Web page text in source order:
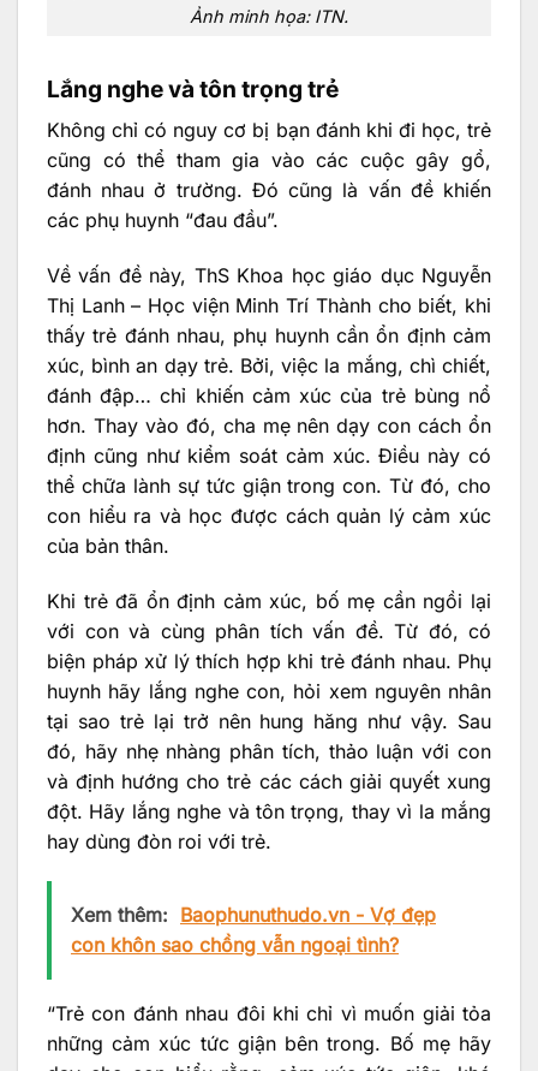
Ảnh minh họa: ITN.
Lắng nghe và tôn trọng trẻ
Không chỉ có nguy cơ bị bạn đánh khi đi học, trẻ
cũng có thể tham gia vào các cuộc gây gổ,
đánh nhau ở trường. Đó cũng là vấn đề khiến
các phụ huynh “đau đầu”.
Về vấn đề này, ThS Khoa học giáo dục Nguyễn
Thị Lanh – Học viện Minh Trí Thành cho biết, khi
thấy trẻ đánh nhau, phụ huynh cần ổn định cảm
xúc, bình an dạy trẻ. Bởi, việc la mắng, chì chiết,
đánh đập… chỉ khiến cảm xúc của trẻ bùng nổ
hơn. Thay vào đó, cha mẹ nên dạy con cách ổn
định cũng như kiểm soát cảm xúc. Điều này có
thể chữa lành sự tức giận trong con. Từ đó, cho
con hiểu ra và học được cách quản lý cảm xúc
của bản thân.
Khi trẻ đã ổn định cảm xúc, bố mẹ cần ngồi lại
với con và cùng phân tích vấn đề. Từ đó, có
biện pháp xử lý thích hợp khi trẻ đánh nhau. Phụ
huynh hãy lắng nghe con, hỏi xem nguyên nhân
tại sao trẻ lại trở nên hung hăng như vậy. Sau
đó, hãy nhẹ nhàng phân tích, thảo luận với con
và định hướng cho trẻ các cách giải quyết xung
đột. Hãy lắng nghe và tôn trọng, thay vì la mắng
hay dùng đòn roi với trẻ.
Xem thêm: Baophunuthudo.vn - Vợ đẹp
con khôn sao chồng vẫn ngoại tình?
“Trẻ con đánh nhau đôi khi chỉ vì muốn giải tỏa
những cảm xúc tức giận bên trong. Bố mẹ hãy